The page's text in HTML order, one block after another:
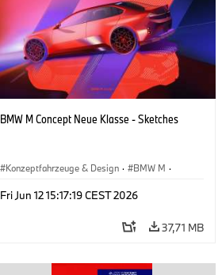
BMW M Concept Neue Klasse - Sketches
Konzeptfahrzeuge & Design · BMW M ·
Fri Jun 12 15:17:19 CEST 2026
37,71 MB